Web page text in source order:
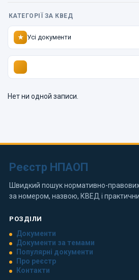
КАТЕГОРІЇ ЗА КВЕД
★ Усі документи
Нет ни одной записи.
Реєстр НПАОП
Швидкий пошук нормативно-правових
за номером, назвою, КВЕД і
РОЗДІЛИ
Документи
Документи за темами
Популярні документи
Про реєстр
Контакти